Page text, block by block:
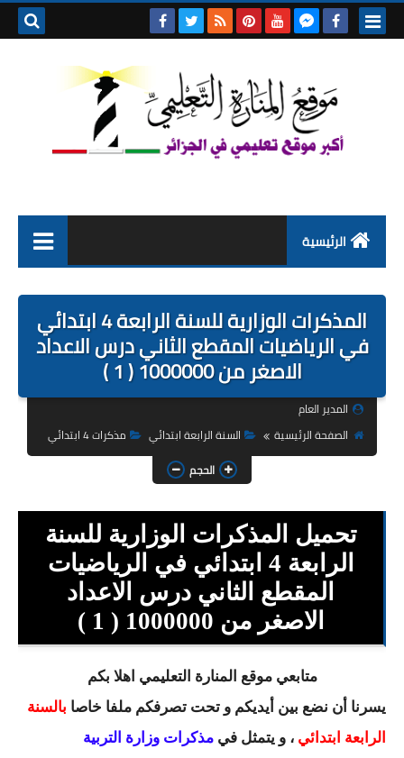
الرئيسية
التربية التحضيرية
السنة الاولى ابتدائي
السنة الثالثة ابتدائي
السنة الخامسة ابتدائي
شهادة التعليم الابتدائي
تزيين القسم
السنة الاولى متوسط
السنة الثانية متوسط
المذكرات الوزارية للسنة الرابعة 4 ابتدائي
في الرياضيات المقطع الثاني درس الاعداد
الاصغر من 1000000 ( 1 )
المدير العام
الصفحة الرئيسية
السنة الرابعة ابتدائي
مذكرات 4 ابتدائي
الحجم
تحميل المذكرات الوزارية للسنة
الرابعة 4 ابتدائي في الرياضيات
المقطع الثاني درس الاعداد
الاصغر من 1000000 ( 1 )
متابعي موقع المنارة التعليمي اهلا بكم
يسرنا أن نضع بين أيديكم و تحت تصرفكم ملفا خاصا بالسنة
الرابعة ابتدائي ، و يتمثل في مذكرات وزارة التربية